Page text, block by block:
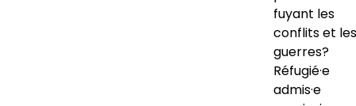
fuyant les
conflits et les
guerres?
Réfugié·e
admis·e